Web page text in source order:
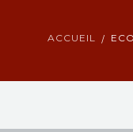
ACCUEIL